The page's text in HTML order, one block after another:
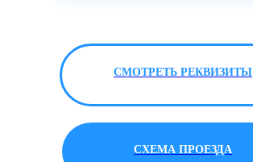
СМОТРЕТЬ РЕКВИЗИТЫ
СХЕМА ПРОЕЗДА